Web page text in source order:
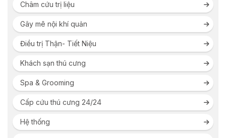
Châm cứu trị liệu
Gây mê nội khí quản
Điều trị Thận- Tiết Niệu
Khách sạn thú cưng
Spa & Grooming
Cấp cứu thú cưng 24/24
Hệ thống